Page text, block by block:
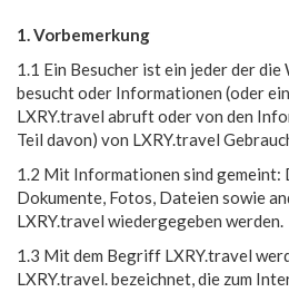
1. Vorbemerkung
1.1 Ein Besucher ist ein jeder der
besucht oder Informationen (oder
LXRY.travel abruft oder von den
Teil davon) von LXRY.travel
1.2 Mit Informationen sind gemeint:
Dokumente, Fotos, Dateien sowie
LXRY.travel wiedergegeben werden.
1.3 Mit dem Begriff LXRY.travel
LXRY.travel. bezeichnet, die zum